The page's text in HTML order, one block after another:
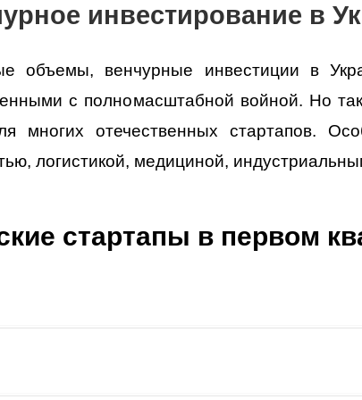
инвестирование в
объемы, венчурные инвестиции в
с полномасштабной войной. Но
многих отечественных стартапов.
логистикой, медициной,
стартапы в первом